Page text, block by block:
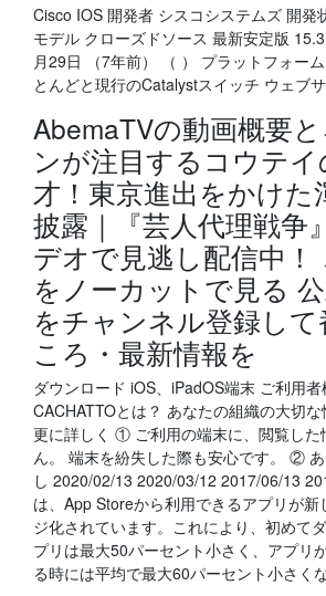
Cisco IOS 開発者 シスコシステムズ 開発
モデル クローズドソース 最新安定版
月29日 （7年前） （ ） プラットフォー
とんどと現行のCatalystスイッチ ウェブ
AbemaTVの動画概要
ンが注目するコウテイ
才！東京進出をかけた
披露｜『芸人代理戦争
デオで見逃し配信中！
をノーカットで見る
をチャンネル登録し
ころ・最新情報を
ダウンロード iOS、iPadOS端末 ご利用
CACHATTOとは？ あなたの組織の大切な
更に詳しく ① ご利用の端末に、閲覧した
ん。 端末を紛失した際も安心です。 ②
し 2020/02/13 2020/03/12 2017/06/13
は、App Storeから利用できるアプリが新
ジ化されています。これにより、初めて
プリは最大50パーセント小さく、アプリ
る時には平均で最大60パーセント小さく